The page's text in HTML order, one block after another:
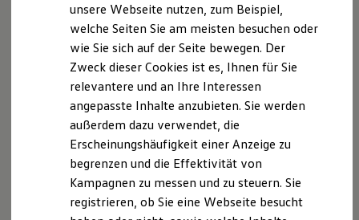
Nachhaltigkeit
Technologie
Kosten und Kauf
Kaufoptionen
E-Auto-Förderung
Software und Konnektivität
Die ID. Software 6
ID. Software Versionen und Updates
Digitale Extras
Schnittstellen zu Ihrem ID.
Hybridautos
Marke und Erlebnis
Volkswagen R und R Experience
R-Modelle
Datenschutzerklärung
Datenschutzerklärung
A. Verantwortlicher
Wir freuen uns, dass Sie unsere Webseite der
Autohaus Schherhag GmbH, In der Laach 76, 56072
Koblenz,info@scherhag.de besuchen. Im Folgenden
unsere Webseite nutzen, zum Beispiel,
welche Seiten Sie am meisten besuchen oder
wie Sie sich auf der Seite bewegen. Der
Zweck dieser Cookies ist es, Ihnen für Sie
relevantere und an Ihre Interessen
angepasste Inhalte anzubieten. Sie werden
außerdem dazu verwendet, die
Erscheinungshäufigkeit einer Anzeige zu
begrenzen und die Effektivität von
Kampagnen zu messen und zu steuern. Sie
registrieren, ob Sie eine Webseite besucht